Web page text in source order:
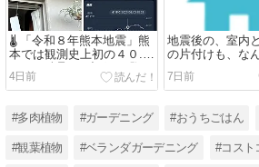
🌡️ 「令和８年熊本地震」熊
本では観測史上初の４０.
３℃の酷暑日を記録。🥵
4日前
地震後の、室内
の片付けも、な
りつつあります...
7日前
#多肉植物 #ガーデニング #おうちごはん
#観葉植物 #ベランダガーデニング #コスト